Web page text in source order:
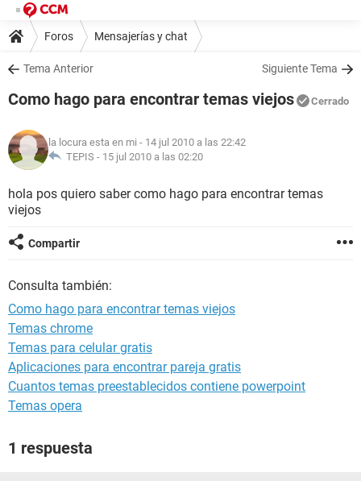
Foros Mensajerías y chat
Tema Anterior Siguiente Tema
Como hago para encontrar temas viejos Cerrado
la locura esta en mi - 14 jul 2010 a las 22:42
TEPIS - 15 jul 2010 a las 02:20
hola pos quiero saber como hago para encontrar temas
viejos
Compartir
Consulta también:
Como hago para encontrar temas viejos
Temas chrome
Temas para celular gratis
Aplicaciones para encontrar pareja gratis
Cuantos temas preestablecidos contiene powerpoint
Temas opera
1 respuesta